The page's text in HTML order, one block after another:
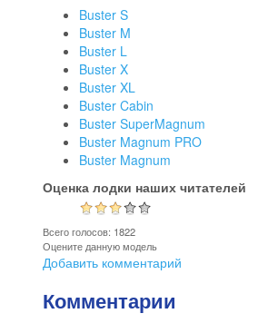
Buster S
Buster M
Buster L
Buster X
Buster XL
Buster Cabin
Buster SuperMagnum
Buster Magnum PRO
Buster Magnum
Оценка лодки наших читателей
Всего голосов: 1822
Оцените данную модель
Добавить комментарий
Комментарии